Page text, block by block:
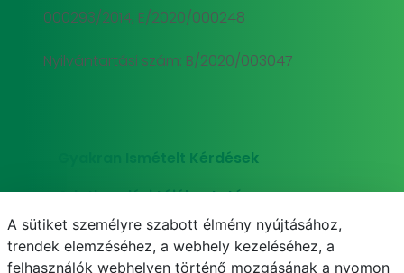
000293/2014, E/2020/000248
Nyilvántartási szám: B/2020/003047
Gyakran Ismételt Kérdések
Adatkezelési tájékoztató
Süti (cookie) tájékoztató
A sütiket személyre szabott élmény nyújtásához,
trendek elemzéséhez, a webhely kezeléséhez, a
felhasználók webhelyen történő mozgásának a nyomon